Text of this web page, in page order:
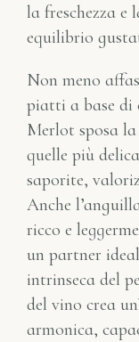
la freschezza e
equilibrio
Non meno
piatti a base di
Merlot sposa
quelle più
saporite,
Anche
ricco e
un partner
intrinseca del
del vino crea
armonica,